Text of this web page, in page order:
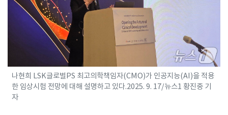
나현희 LSK글로벌PS 최고의학책임자(CMO)가 인공지능(AI)을 적용
한 임상시험 전망에 대해 설명하고 있다.2025. 9. 17/뉴스1 황진중 기
자